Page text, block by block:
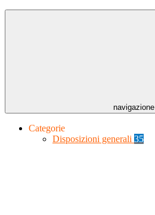
navigazione
Categorie
Disposizioni generali 35